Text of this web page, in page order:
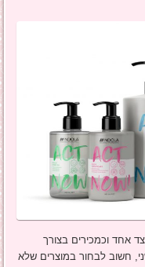
אחד וכמכירים בצורך
חשוב לבחור במוצרים שלא